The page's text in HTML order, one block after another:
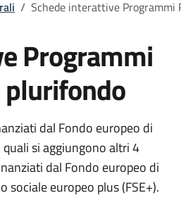
/ Schede interattive Programmi
Programmi
plurifondo
dal Fondo europeo di
si aggiungono altri4
dal Fondo europeo di
sociale europeo plus (FSE+).